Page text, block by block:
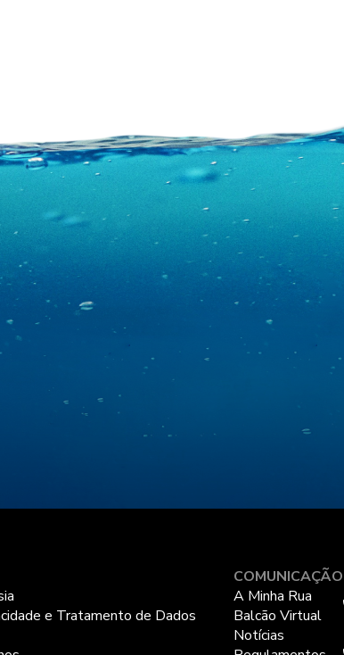
e Tratamento de Dados
COMUNICAÇÃO
A Minha Rua
Balcão Virtual
Notícias